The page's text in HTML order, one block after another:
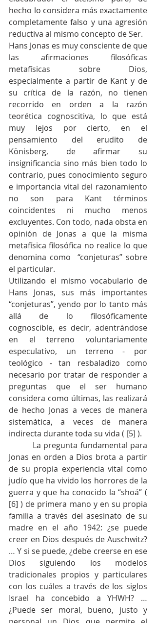
hecho lo considera más exactamente
completamente falso y una agresión
reductiva al mismo concepto de Ser.
Hans Jonas es muy consciente de que
las afirmaciones filosóficas
metafísicas sobre Dios,
especialmente a partir de Kant y de
su crítica de la razón, no tienen
recorrido en orden a la razón
teorética cognoscitiva, lo que está
muy lejos por cierto, en el
pensamiento del erudito de
Könisberg, de afirmar su
insignificancia sino más bien todo lo
contrario, pues conocimiento seguro
e importancia vital del razonamiento
no son para Kant términos
coincidentes ni mucho menos
excluyentes. Con todo, nada obsta en
opinión de Jonas a que la misma
metafísica filosófica no realice lo que
denomina como  “conjeturas” sobre
el particular.
Utilizando el mismo vocabulario de
Hans Jonas, sus más importantes
“conjeturas”, yendo por lo tanto más
allá de lo filosóficamente
cognoscible, es decir, adentrándose
en el terreno voluntariamente
especulativo, un terreno - por
teológico - tan resbaladizo como
necesario por tratar de responder a
preguntas que el ser humano
considera como últimas, las realizará
de hecho Jonas a veces de manera
sistemática, a veces de manera
indirecta durante toda su vida ( [5] ).
Jonas en orden a Dios brota a partir
de su propia experiencia vital como
judío que ha vivido los horrores de la
guerra y que ha conocido la “shoá” (
[6] ) de primera mano y en su propia
familia a través del asesinato de su
madre en el año 1942: ¿se puede
creer en Dios después de Auschwitz?
… Y si se puede, ¿debe creerse en ese
Dios siguiendo los modelos
tradicionales propios y particulares
con los cuáles a través de los siglos
Israel ha concebido a YHWH? …
¿Puede ser moral, bueno, justo y